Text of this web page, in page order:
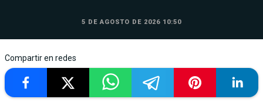
5 DE AGOSTO DE 2026 10:50
Compartir en redes